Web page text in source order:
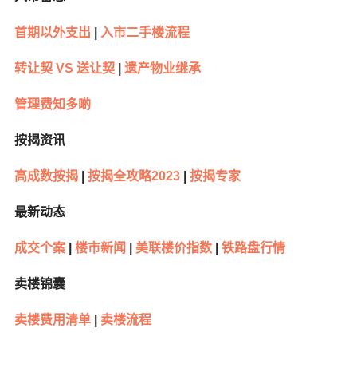
首期以外支出 入市二手楼流程
转让契 VS 送让契 遗产物业继承
管理费知多啲
按揭资讯
高成数按揭| 按揭全攻略2023| 按揭专家
最新动态
成交个案| 楼市新闻 美联楼价指数| 铁路盘行情
卖楼锦囊
卖楼费用清单| 卖楼流程